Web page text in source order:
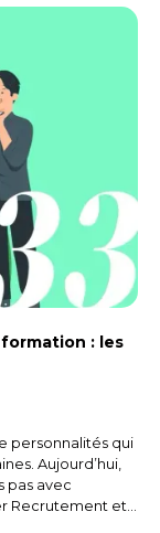
: les
personnalités qui
Aujourd’hui,
pas avec
Recrutement et